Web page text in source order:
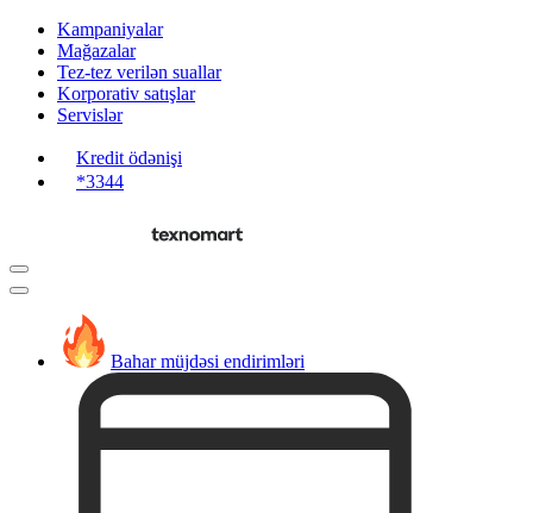
Kampaniyalar
Mağazalar
Tez-tez verilən suallar
Korporativ satışlar
Servislər
Kredit ödənişi
*3344
Bahar müjdəsi endirimləri